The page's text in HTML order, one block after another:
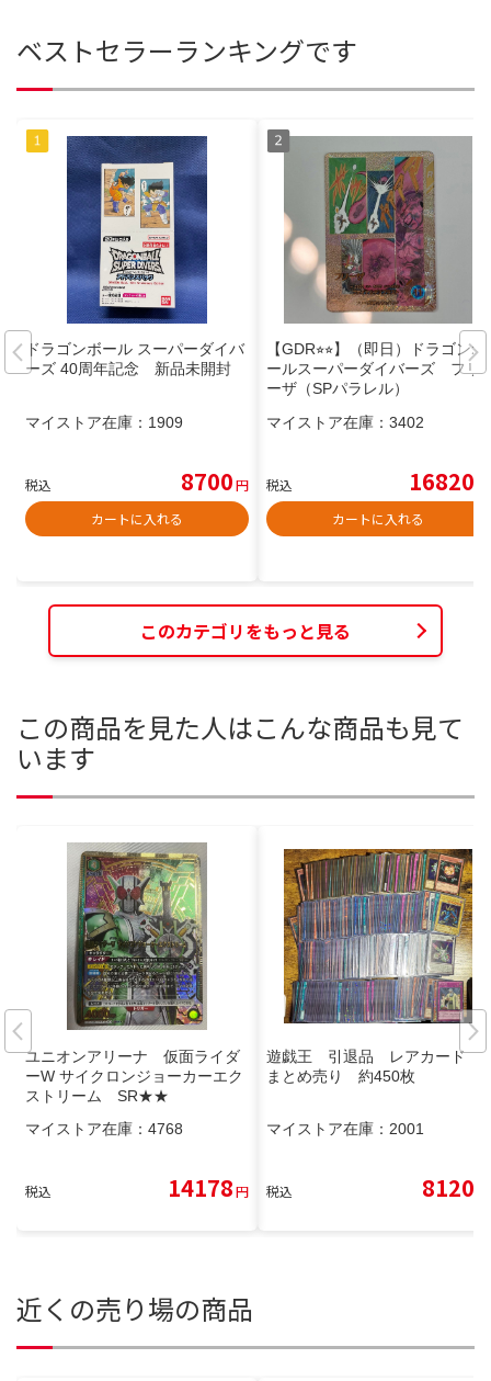
ベストセラーランキングです
ドラゴンボール スーパーダイバ
ーズ 40周年記念 新品未開封
マイストア在庫： 1909
税込 8700円
カートに入れる
【GDR⭐︎⭐︎】（即日）ドラゴンボ
ールスーパーダイバーズ フリ
ーザ（SPパラレル）
マイストア在庫： 3402
税込 16820
カートに入れる
このカテゴリをもっと見る
この商品を見た人はこんな商品も見て
います
ユニオンアリーナ 仮面ライダ
ーW サイクロンジョーカーエク
ストリーム SR★★
マイストア在庫： 4768
税込 14178円
遊戯王 引退品 レアカード
まとめ売り 約450枚
マイストア在庫： 2001
税込 8120
近くの売り場の商品